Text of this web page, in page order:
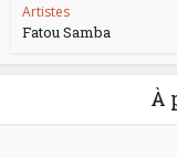
Artistes
Fatou Samba
À